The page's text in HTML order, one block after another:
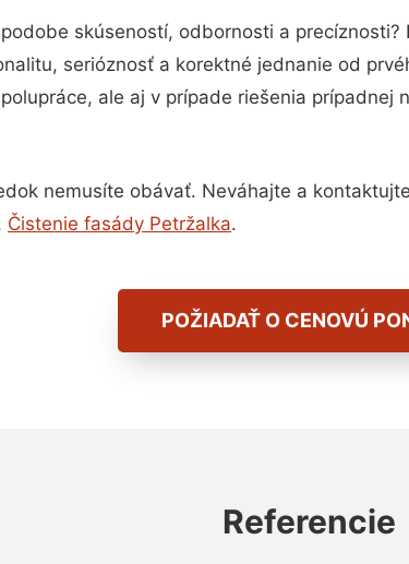
skúseností, odbornosti a
serióznosť a korektné jednanie od
ale aj v prípade riešenia
nemusíte obávať. Neváhajte a
, Čistenie fasády Petržalka.
POŽIADAŤ O CENOVÚ
Referencie